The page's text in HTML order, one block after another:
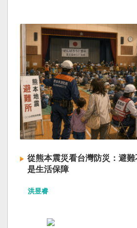
從熊本震災看台灣防災：避
是生活保障
洪昱睿